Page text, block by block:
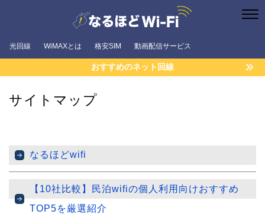
光回線 WiMAXとは 格安SIM 動画配信サービス
おすすめのネット回線
サイトマップ
なるほどwifi
【10社比較】民泊wifiの個人利用向けおすすめ
TOP5を厳選紹介